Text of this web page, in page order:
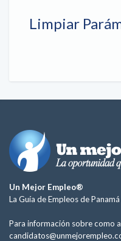
Limpiar
Un Mejor Empleo®
La Guía de Empleos de Panamá
Para información sobre como